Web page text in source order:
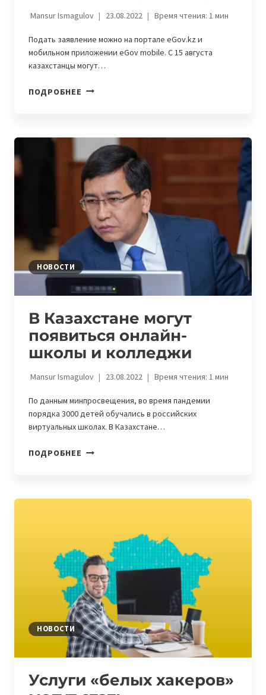
Mansur Ismagulov 23.08.2022 Время чтения: 1мин
Подать заявление можно на портале eGov.kz и
мобильном приложении eGov mobile. С 15 августа
казахстанцы могут…
ПОДРОБНЕЕ КАЗАХСТАНЦЫ
БРАК
НОВОСТИ
В Казахстане могут
появиться онлайн-
школы и колледжи
Mansur Ismagulov 23.08.2022 Время чтения: 1мин
По данным минпросвещения, во время пандемии
порядка 3000 детей обучались в российских
виртуальных школах. В Казахстане…
ПОДРОБНЕЕ В
КОЛЛЕДЖИ
НОВОСТИ
Услуги «белых хакеров»